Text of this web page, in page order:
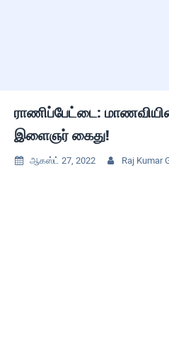
ராணிப்பேட்டை:
இளைஞர் கைது!
 ஆகஸ்ட் 27, 2022  Raj Kumar